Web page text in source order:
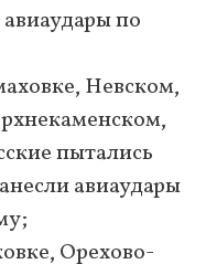
по
Невском,
пытались
авиаудары
Орехово-